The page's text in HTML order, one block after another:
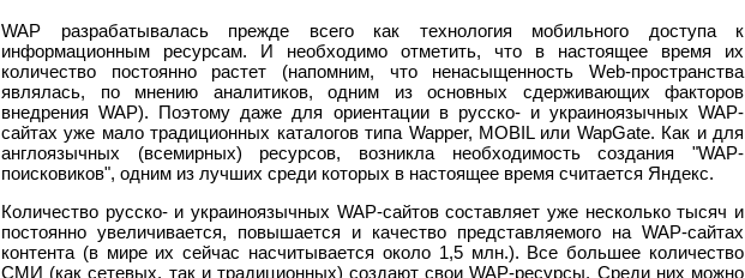
WAP разрабатывалась прежде всего как технология мобильного доступа к
информационным ресурсам. И необходимо отметить, что в настоящее время их
количество постоянно растет (напомним, что ненасыщенность Web-пространства
являлась, по мнению аналитиков, одним из основных сдерживающих факторов
внедрения WAP). Поэтому даже для ориентации в русско- и украиноязычных WAP-
сайтах уже мало традиционных каталогов типа Wapper, MOBIL или WapGate. Как и для
англоязычных (всемирных) ресурсов, возникла необходимость создания "WAP-
поисковиков", одним из лучших среди которых в настоящее время считается Яндекс.
Количество русско- и украиноязычных WAP-сайтов составляет уже несколько тысяч и
постоянно увеличивается, повышается и качество представляемого на WAP-сайтах
контента (в мире их сейчас насчитывается около 1,5 млн.). Все большее количество
СМИ (как сетевых, так и традиционных) создают свои WAP-ресурсы. Среди них можно